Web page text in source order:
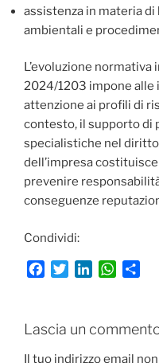
assistenza in materia
ambientali e
L’evoluzione
2024/1203 impone alle
attenzione ai profili di
contesto, il supporto di
specialistiche nel
dell’impresa
prevenire
conseguenze
Condividi:
b
o
t
e
e
d
W
s
A
i
v
Lascia un
Il tuo indirizzo email